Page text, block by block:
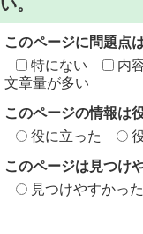
い。
このページに問題点
特にない
内
文章量が多い
このページの情報は
役に立った
このページは見つけ
見つけやすかった